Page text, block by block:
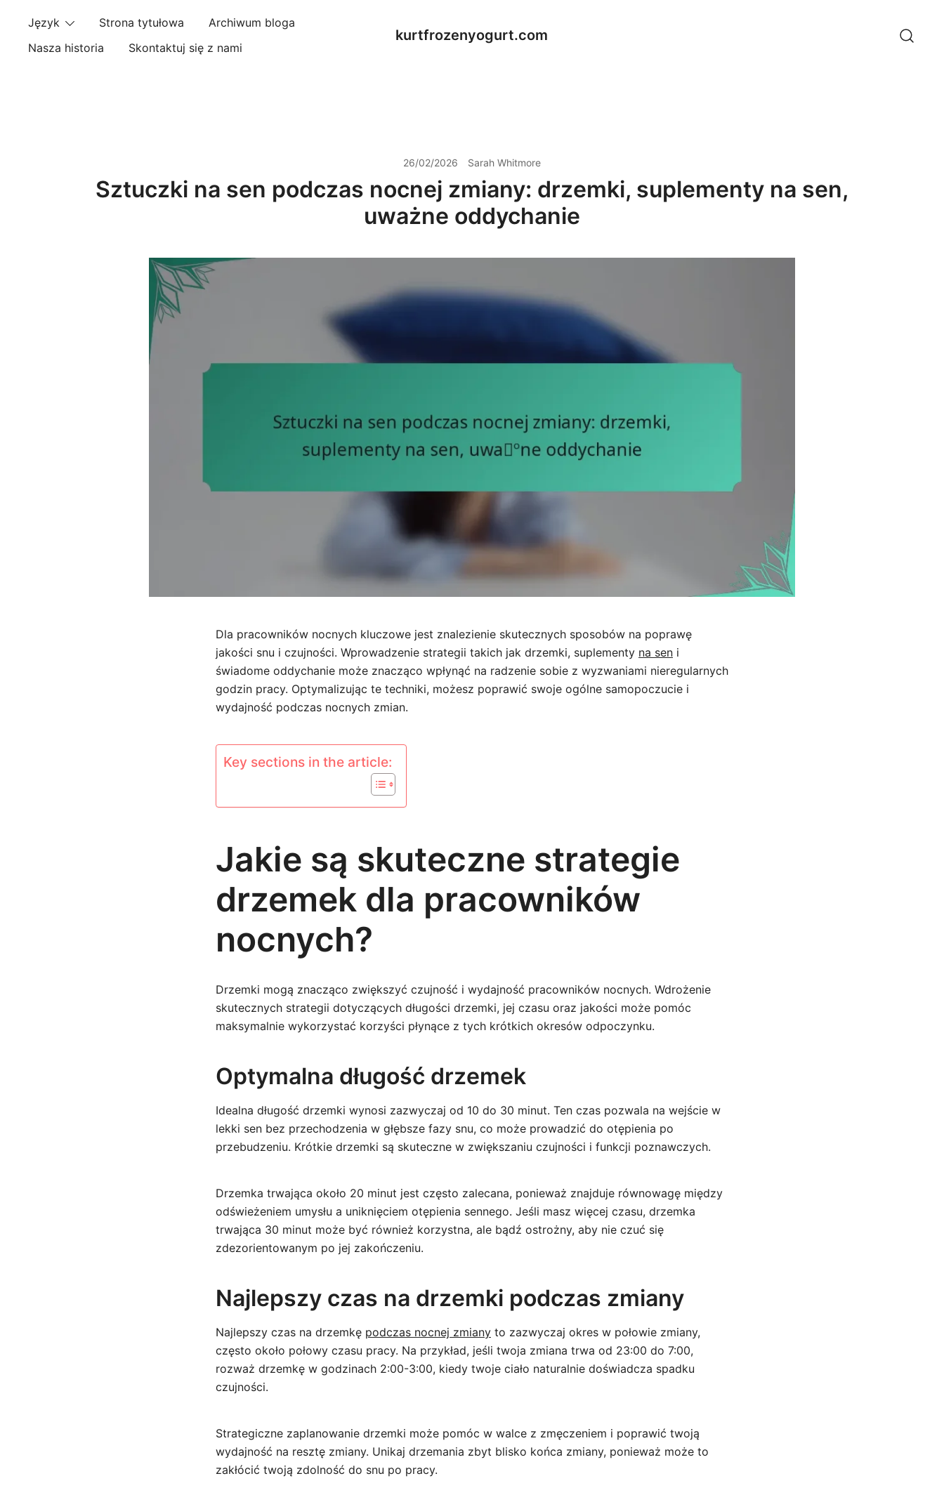
content
Język Strona tytułowa
Archiwum bloga
Nasza historia
Skontaktuj się z nami
kurtfrozenyogurt.com
26/02/2026 Sarah Whitmore
Sztuczki na sen podczas nocnej zmiany: drzemki, suplementy na sen,
uważne oddychanie
Dla pracowników nocnych kluczowe jest znalezienie skutecznych sposobów na poprawę
jakości snu i czujności. Wprowadzenie strategii takich jak drzemki, suplementy na sen i
świadome oddychanie może znacząco wpłynąć na radzenie sobie z wyzwaniami nieregularnych
godzin pracy. Optymalizując te techniki, możesz poprawić swoje ogólne samopoczucie i
wydajność podczas nocnych zmian.
Key sections in the article:
Jakie są skuteczne strategie
drzemek dla pracowników
nocnych?
Drzemki mogą znacząco zwiększyć czujność i wydajność pracowników nocnych. Wdrożenie
skutecznych strategii dotyczących długości drzemki, jej czasu oraz jakości może pomóc
maksymalnie wykorzystać korzyści płynące z tych krótkich okresów odpoczynku.
Optymalna długość drzemek
Idealna długość drzemki wynosi zazwyczaj od 10 do 30 minut. Ten czas pozwala na wejście w
lekki sen bez przechodzenia w głębsze fazy snu, co może prowadzić do otępienia po
przebudzeniu. Krótkie drzemki są skuteczne w zwiększaniu czujności i funkcji poznawczych.
Drzemka trwająca około 20 minut jest często zalecana, ponieważ znajduje równowagę między
odświeżeniem umysłu a uniknięciem otępienia sennego. Jeśli masz więcej czasu, drzemka
trwająca 30 minut może być również korzystna, ale bądź ostrożny, aby nie czuć się
zdezorientowanym po jej zakończeniu.
Najlepszy czas na drzemki podczas zmiany
Najlepszy czas na drzemkę podczas nocnej zmiany to zazwyczaj okres w połowie zmiany,
często około połowy czasu pracy. Na przykład, jeśli twoja zmiana trwa od 23:00 do 7:00,
rozważ drzemkę w godzinach 2:00-3:00, kiedy twoje ciało naturalnie doświadcza spadku
czujności.
Strategiczne zaplanowanie drzemki może pomóc w walce z zmęczeniem i poprawić twoją
wydajność na resztę zmiany. Unikaj drzemania zbyt blisko końca zmiany, ponieważ może to
zakłócić twoją zdolność do snu po pracy.